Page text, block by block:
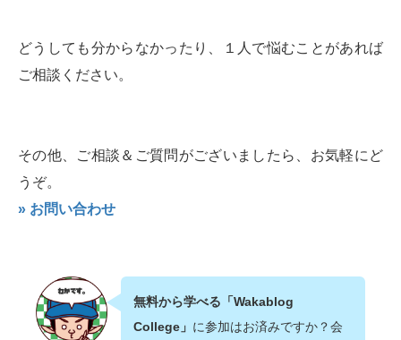
どうしても分からなかったり、１人で悩むことがあれば
ご相談ください。
その他、ご相談＆ご質問がございましたら、お気軽にど
うぞ。
» お問い合わせ
無料から学べる「Wakablog
College」 に参加はお済みですか？会